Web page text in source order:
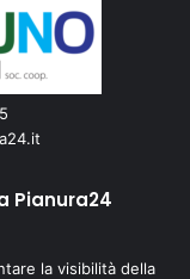
Pianura24
la visibilità della